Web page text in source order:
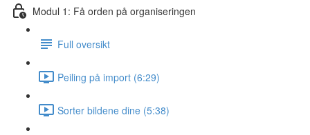
Modul 1: Få orden på organiseringen
Full oversikt
Peiling på import (6:29)
Sorter bildene dine (5:38)